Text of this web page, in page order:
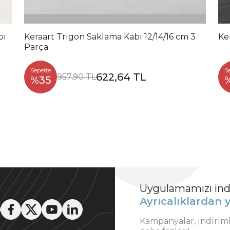
Keraart Trigon Saklama Kabı 12/14/16 cm 3
Parça
Sepette
%35 957,90 TL622,64 TL
Uygulamamızı
Ayrıcalıklardan
Kampanyalar,